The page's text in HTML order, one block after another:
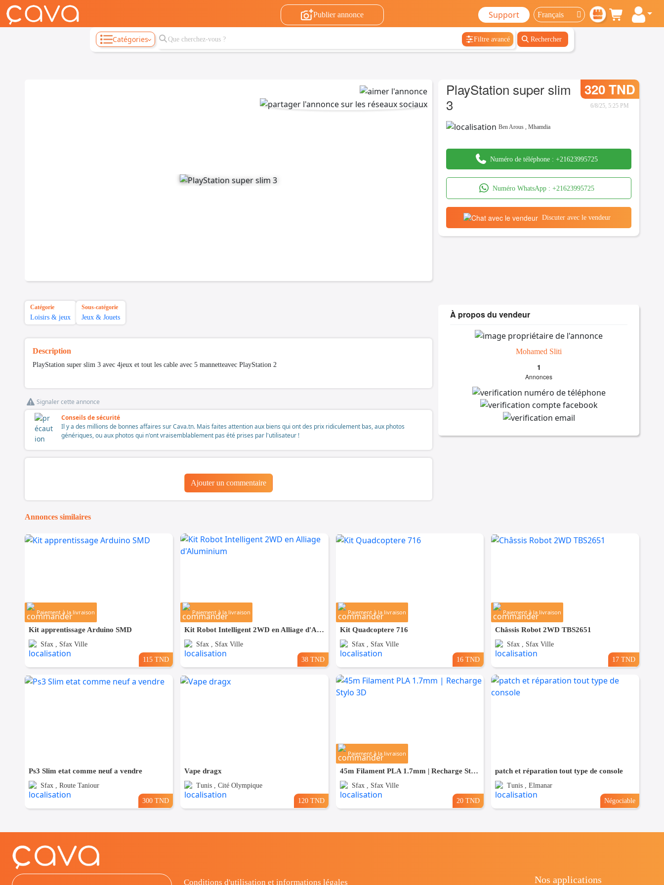
Publier annonce Support
Catégories Filtre avancé Rechercher
PlayStation super slim
3
320 TND
6/8/25, 5:25 PM
Ben Arous ,Mhamdia
Numéro de téléphone :+21623995725
Numéro WhatsApp : +21623995725
Discuter avec le vendeur
Catégorie
Loisirs & jeux
Sous-catégorie
Jeux & Jouets
Description
PlayStation super slim 3 avec 4jeux et tout les cable avec 5 mannetteavec PlayStation 2
Signaler cette annonce
Conseils de sécurité
Il y a des millions de bonnes affaires sur Cava.tn. Mais faites attention aux biens qui ont des prix ridiculement bas, aux photos
génériques, ou aux photos qui n'ont vraisemblablement pas été prises par l'utilisateur !
Ajouter un commentaire
À propos du vendeur
Mohamed Sliti
1
Annonces
Annonces similaires
Paiement à la livraison
Kit apprentissage Arduino SMD
Sfax , Sfax Ville
115 TND
Paiement à la livraison
Kit Robot Intelligent 2WD en Alliage d'Aluminium
Sfax , Sfax Ville
38 TND
Paiement à la livraison
Kit Quadcoptere 716
Sfax , Sfax Ville
16 TND
Paiement à la livraison
Châssis Robot 2WD TBS2651
Sfax , Sfax Ville
17 TND
Ps3 Slim etat comme neuf a vendre
Sfax , Route Taniour
300 TND
Vape dragx
Tunis , Cité Olympique
120 TND
Paiement à la livraison
45m Filament PLA 1.7mm | Recharge Stylo 3D
Sfax , Sfax Ville
20 TND
patch et réparation tout type de console
Tunis , Elmanar
Négociable
Conditions d'utilisation et informations légales Nos applications